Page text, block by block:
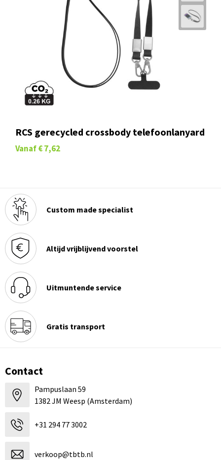
RCS gerecycled crossbody telefoonlanyard
Vanaf € 7,62
Custom made specialist
Altijd vrijblijvend voorstel
Uitmuntende service
Gratis transport
Contact
Pampuslaan 59
1382 JM Weesp (Amsterdam)
+31 294 77 3002
verkoop@tbtb.nl